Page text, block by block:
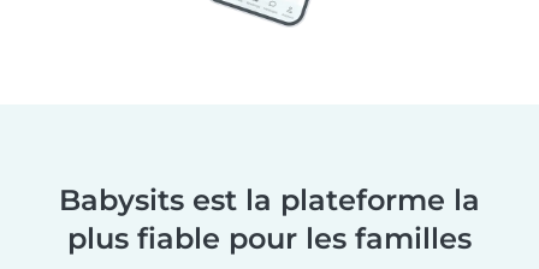
Babysits est la plateforme la
plus fiable pour les familles